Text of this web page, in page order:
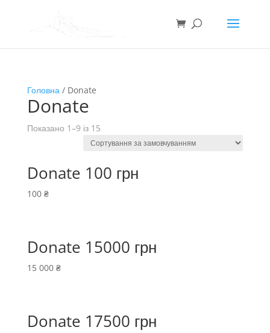
Головна/ Donate
Donate
Показано 1–9 із 15
Donate 100 грн
100 ₴
Donate 15000 грн
15 000 ₴
Donate 17500 грн